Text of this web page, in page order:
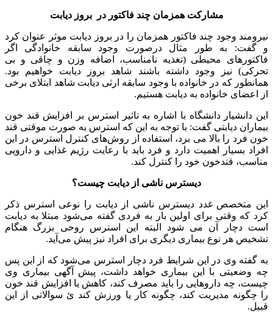
مشارکت همزمان چند فاکتور در بروز دیابت
نیرومند وجود چند فاکتور همزمان را در بروز دیابت موثر عنوان کرد
و گفت: به طور مثال درصورت وجود سابقه خانوادگی اگر
فاکتورهای محیطی (تغذیه نامناسب، اضافه وزن و چاقی و بی
تحرکی) نیز وجود داشته باشند شاهد بروز دیابت خواهیم بود.
همانطور که در خانواده با وجود سابقه ارثی دیابت شاهد ابتلای برخی
از اعضای خانواده به دیابت هستیم.
این دانشیار دانشگاه با اشاره به تاثیر استرس بر افزایش قند خون
بیماران دیابتی گفت: با توجه به این که استرس به صورت موقتی قند
خون فرد را بالا می برد، استفاده از روش‌های کنترل استرس در این
افراد بسیار اهمیت دارد و فرد باید با رعایت رژیم غذایی و دارویی
مناسب، قندخون خود را کنترل کند.
دیسترس ناشی از دیابت چیست؟
این متخصص غدد دیسترس ناشی از دیابت را نوعی استرس ذکر
کرد که وقتی برای اولین بار به فردی گفته می‌شود مبتلا به دیابت
است دچار آن می شود البته این استرس روحی بزرگ هنگام
تشخیص هر نوع بیماری دیگری برای افراد نیز پیش می‌آید.
به گفته وی در این شرایط فرد دچار استرس می‌شود که از این پس
چه وضعیتی با این بیماری خواهد داشت، پیش آگهی بیماری وی
چیست، چه داروهایی را باید مصرف کند، کاهش یا افزایش قند خون
را چگونه مدیریت کند، چگونه کار یا ورزش کند ئ سوالاتی از این
قبیل.